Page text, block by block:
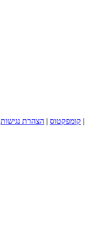
| קומפקטוס | הצהרת נגישות